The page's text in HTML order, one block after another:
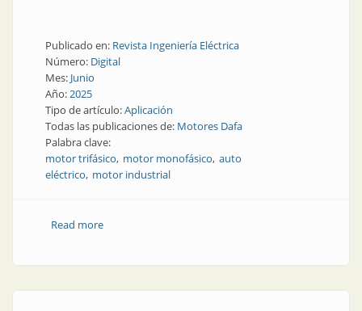
Publicado en: Revista Ingeniería Eléctrica
Número: Digital
Mes: Junio
Año:2025
Tipo de artículo:Aplicación
Todas las publicaciones de: Motores Dafa
Palabra clave:
motor trifásico motor monofásico auto
eléctrico motor industrial
Read moreabout Motor eléctrico de baja tensión: usos, tipos y